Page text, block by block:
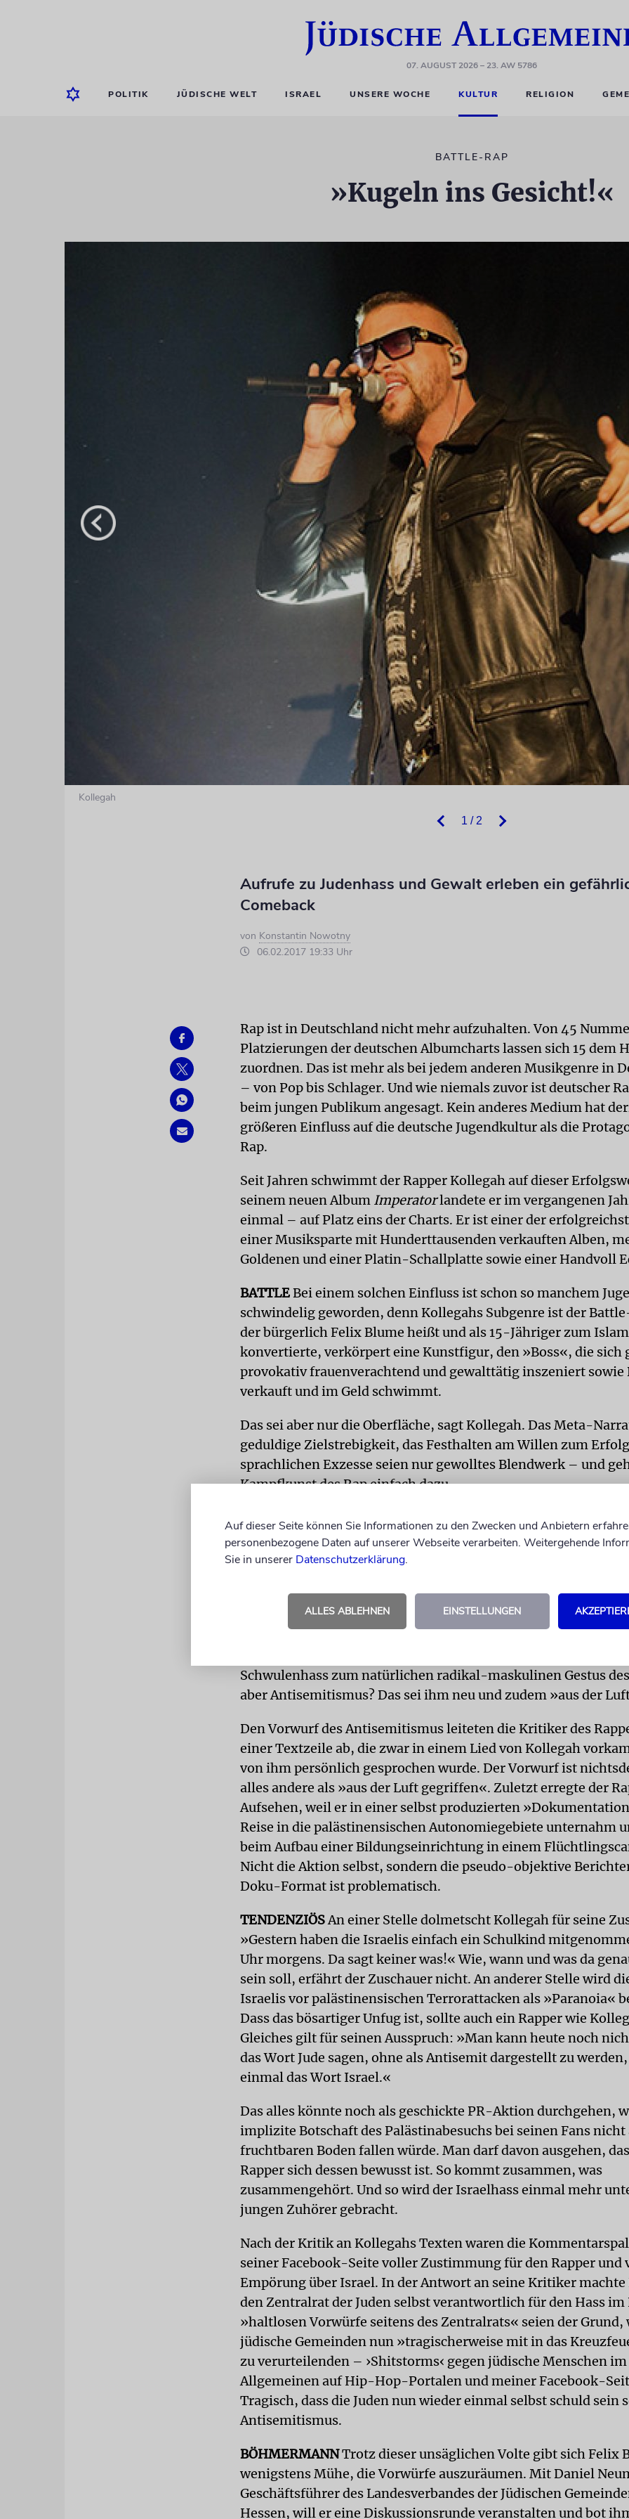
07. AUGUST 2026– 23. AW 5786
POLITIK JÜDISCHE WELT ISRAEL UNSERE WOCHE KULTUR RELIGION
BATTLE-RAP
»Kugeln ins Gesicht!«
1 / 2
Kollegah
Aufrufe zu Judenhass und Gewalt erleben ein
Comeback
von Konstantin Nowotny
06.02.2017 19:33 Uhr
Rap ist in Deutschland nicht mehr aufzuhalten. Von 45
Platzierungen der deutschen Albumcharts lassen sich 15 dem
zuordnen. Das ist mehr als bei jedem anderen Musikgenre in
– von Pop bis Schlager. Und wie niemals zuvor ist deutscher
beim jungen Publikum angesagt. Kein anderes Medium hat
größeren Einfluss auf die deutsche Jugendkultur als die
Rap.
Seit Jahren schwimmt der Rapper Kollegah auf dieser
seinem neuen Album Imperatorlandete er im vergangenen
einmal – auf Platz eins der Charts. Er ist einer der
einer Musiksparte mit Hunderttausenden verkauften Alben,
Goldenen und einer Platin-Schallplatte sowie einer Handvoll
BATTLEBei einem solchen Einfluss ist schon so manchem
schwindelig geworden, denn Kollegahs Subgenre ist der
der bürgerlich Felix Blume heißt und als 15-Jähriger zum Islam
konvertierte, verkörpert eine Kunstfigur, den »Boss«, die sich
provokativ frauenverachtend und gewalttätig inszeniert sowie
verkauft und im Geld schwimmt.
Das sei aber nur die Oberfläche, sagt Kollegah. Das Meta-
geduldige Zielstrebigkeit, das Festhalten am Willen zum
sprachlichen Exzesse seien nur gewolltes Blendwerk – und
Kampfkunst des Rap einfach dazu.
Als der Zentralrat der Juden in Deutschland und andere jüdische
Organisationen in einem offenen Brief an Rüsselsheims
Oberbürgermeister Patrick Burghardt (CDU) den geplanten
dem gleichen Argument: Battle-Rap, so schrieb er auf
von »Genrefremden leider noch nicht verstanden«. Die
Schwulenhass zum natürlichen radikal-maskulinen Gestus
aber Antisemitismus? Das sei ihm neu und zudem »aus der
Den Vorwurf des Antisemitismus leiteten die Kritiker des
einer Textzeile ab, die zwar in einem Lied von Kollegah
von ihm persönlich gesprochen wurde. Der Vorwurf ist
alles andere als »aus der Luft gegriffen«. Zuletzt erregte der
Aufsehen, weil er in einer selbst produzierten
Reise in die palästinensischen Autonomiegebiete unternahm
beim Aufbau einer Bildungseinrichtung in einem
Nicht die Aktion selbst, sondern die pseudo-objektive
Doku-Format ist problematisch.
TENDENZIÖSAn einer Stelle dolmetscht Kollegah für seine
»Gestern haben die Israelis einfach ein Schulkind
Uhr morgens. Da sagt keiner was!« Wie, wann und was da
sein soll, erfährt der Zuschauer nicht. An anderer Stelle wird
Israelis vor palästinensischen Terrorattacken als »Paranoia«
Dass das bösartiger Unfug ist, sollte auch ein Rapper wie
Gleiches gilt für seinen Ausspruch: »Man kann heute noch
das Wort Jude sagen, ohne als Antisemit dargestellt zu
einmal das Wort Israel.«
Das alles könnte noch als geschickte PR-Aktion durchgehen,
implizite Botschaft des Palästinabesuchs bei seinen Fans nicht
fruchtbaren Boden fallen würde. Man darf davon ausgehen,
Rapper sich dessen bewusst ist. So kommt zusammen, was
zusammengehört. Und so wird der Israelhass einmal mehr
jungen Zuhörer gebracht.
Nach der Kritik an Kollegahs Texten waren die
seiner Facebook-Seite voller Zustimmung für den Rapper und
Empörung über Israel. In der Antwort an seine Kritiker
den Zentralrat der Juden selbst verantwortlich für den Hass im
»haltlosen Vorwürfe seitens des Zentralrats« seien der Grund,
jüdische Gemeinden nun »tragischerweise mit in das
zu verurteilenden – ›Shitstorms‹ gegen jüdische Menschen im
Allgemeinen auf Hip-Hop-Portalen und meiner Facebook-
Tragisch, dass die Juden nun wieder einmal selbst schuld sein
Antisemitismus.
BÖHMERMANNTrotz dieser unsäglichen Volte gibt sich Felix
wenigstens Mühe, die Vorwürfe auszuräumen. Mit Daniel
Geschäftsführer des Landesverbandes der Jüdischen
Hessen, will er eine Diskussionsrunde veranstalten und bot
Auf dieser Seite können Sie Informationen zu den Zwecken und Anbietern
personenbezogene Daten auf unserer Webseite verarbeiten. Weitergehende
Sie in unserer Datenschutzerklärung.
ALLES ABLEHNEN EINSTELLUNGEN